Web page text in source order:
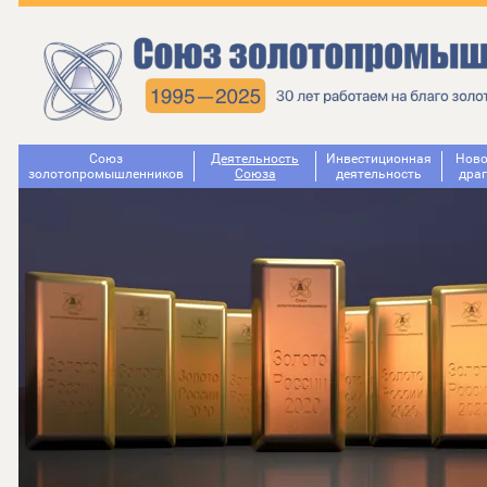
Союз
золотопромышленников
Деятельность
Cоюза
Инвестиционная
деятельность